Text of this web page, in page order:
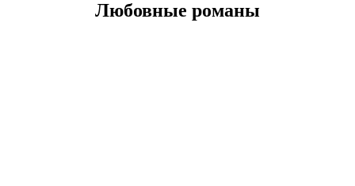
Любовные романы